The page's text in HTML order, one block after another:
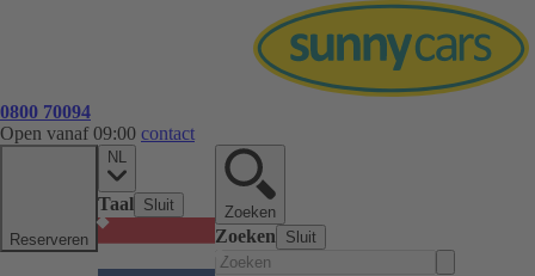
0800 70094
Open vanaf 09:00 contact
Reserveren
NL
Taal Sluit Zoeken
Zoeken Sluit